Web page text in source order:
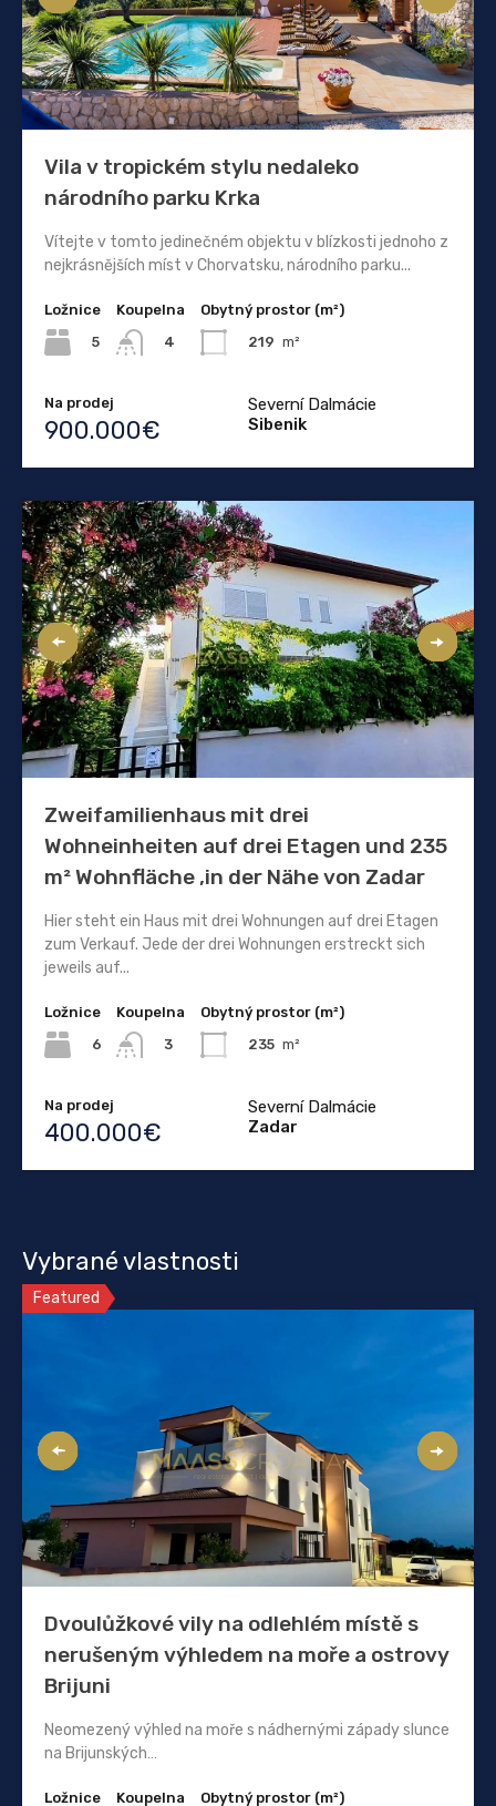
Vila v tropickém stylu nedaleko
národního parku Krka
Vítejte v tomto jedinečném objektu v blízkosti jednoho z
nejkrásnějších míst v Chorvatsku, národního parku...
Ložnice
5
Koupelna
4
Obytný prostor (m²)
219 m²
Na prodej
900.000€
Severní Dalmácie
Sibenik
Zweifamilienhaus mit drei
Wohneinheiten auf drei Etagen und 235
m² Wohnfläche ,in der Nähe von Zadar
Hier steht ein Haus mit drei Wohnungen auf drei Etagen
zum Verkauf. Jede der drei Wohnungen erstreckt sich
jeweils auf...
Ložnice
6
Koupelna
3
Obytný prostor (m²)
235 m²
Na prodej
400.000€
Severní Dalmácie
Zadar
Vybrané vlastnosti
Featured
Dvoulůžkové vily na odlehlém místě s
nerušeným výhledem na moře a ostrovy
Brijuni
Neomezený výhled na moře s nádhernými západy slunce
na Brijunských…
Ložnice Koupelna Obytný prostor (m²)